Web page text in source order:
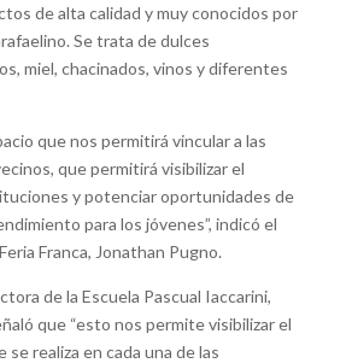
de alta calidad y muy conocidos por
Se trata de dulces
miel, chacinados, vinos y diferentes
que nos permitirá vincular a las
que permitirá visibilizar el
y potenciar oportunidades de
para los jóvenes”, indicó el
Franca, Jonathan Pugno.
de la Escuela Pascual Iaccarini,
que “esto nos permite visibilizar el
se realiza en cada una de las